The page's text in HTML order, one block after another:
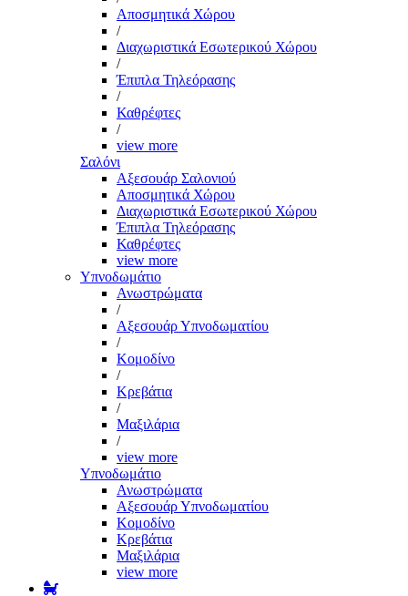
Αποσμητικά Χώρου
/
Διαχωριστικά Εσωτερικού Χώρου
/
Έπιπλα Τηλεόρασης
/
Καθρέφτες
/
view more
Σαλόνι
Αξεσουάρ Σαλονιού
Αποσμητικά Χώρου
Διαχωριστικά Εσωτερικού Χώρου
Έπιπλα Τηλεόρασης
Καθρέφτες
view more
Υπνοδωμάτιο
Ανωστρώματα
/
Αξεσουάρ Υπνοδωματίου
/
Κομοδίνο
/
Κρεβάτια
/
Μαξιλάρια
/
view more
Υπνοδωμάτιο
Ανωστρώματα
Αξεσουάρ Υπνοδωματίου
Κομοδίνο
Κρεβάτια
Μαξιλάρια
view more